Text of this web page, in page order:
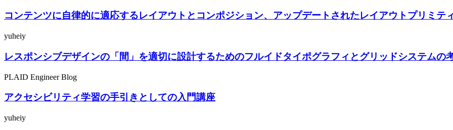
コンテンツに自律的に適応するレイアウトとコンポジション、アップデートされたレイアウトプリミテ
yuheiy
レスポンシブデザインの「間」を適切に設計するためのフルイドタイポグラフィとグリッドシステム
PLAID Engineer Blog
アクセシビリティ学習の手引きとしての入門講座
yuheiy